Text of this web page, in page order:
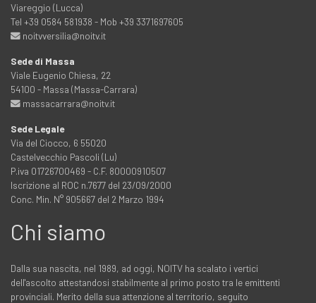
Viareggio (Lucca)
Tel +39 0584 581938 - Mob +39 3371697605
noitvversilia@noitv.it
Sede di Massa
Viale Eugenio Chiesa, 22
54100 - Massa (Massa-Carrara)
massacarrara@noitv.it
Sede Legale
Via del Ciocco, 6 55020
Castelvecchio Pascoli (Lu)
P.iva 01726700469 - C.F. 80000910507
Iscrizione al ROC n.7677 del 23/09/2000
Conc. Min. N° 905667 del 2 Marzo 1994
Chi siamo
Dalla sua nascita, nel 1989, ad oggi, NOITV ha scalato i vertici
dell'ascolto attestandosi stabilmente al primo posto tra le emittenti
provinciali. Merito della sua attenzione al territorio, seguito